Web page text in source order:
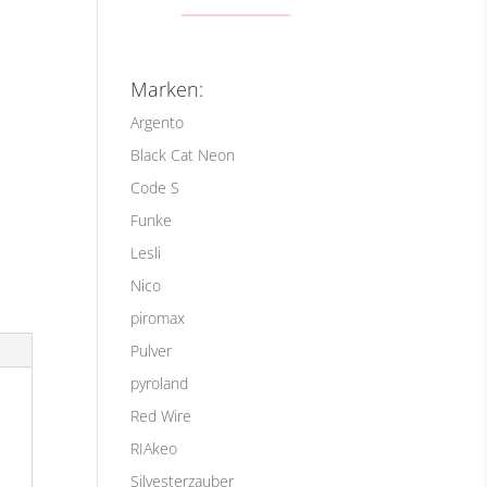
Marken:
Argento
Black Cat Neon
Code S
Funke
Lesli
Nico
piromax
Pulver
pyroland
Red Wire
RIAkeo
Silvesterzauber